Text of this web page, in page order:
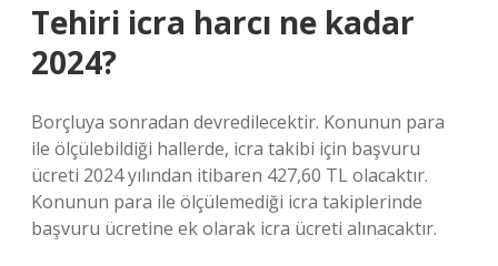
Tehiri icra harcı ne kadar
2024?
Borçluya sonradan devredilecektir. Konunun para
ile ölçülebildiği hallerde, icra takibi için başvuru
ücreti 2024 yılından itibaren 427,60 TL olacaktır.
Konunun para ile ölçülemediği icra takiplerinde
başvuru ücretine ek olarak icra ücreti alınacaktır.